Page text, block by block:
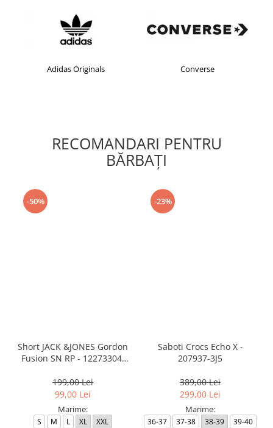
Adidas Originals Converse
RECOMANDARI PENTRU
BĂRBAŢI
-50%
Short JACK &JONES Gordon
Fusion SN RP - 12273304-
199,00 Lei
99,00 Lei
Marime:
S M L XL XXL
-23%
Saboti Crocs Echo X -
207937-3J5
389,00 Lei
299,00 Lei
Marime:
36-37 37-38 38-39
39-40